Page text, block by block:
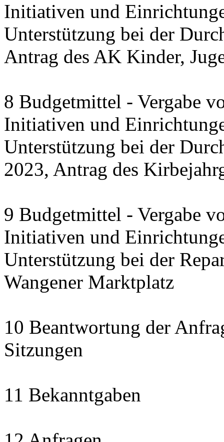
Initiativen und
Unterstützung bei der
Antrag des AK Kinder,
8 Budgetmittel - Vergabe
Initiativen und
Unterstützung bei der
2023, Antrag des
9 Budgetmittel - Vergabe
Initiativen und
Unterstützung bei der
Wangener Marktplatz
10 Beantwortung der
Sitzungen
11 Bekanntgaben